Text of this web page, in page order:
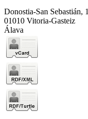
Donostia-San Sebastián, 1
01010 Vitoria-Gasteiz
Álava